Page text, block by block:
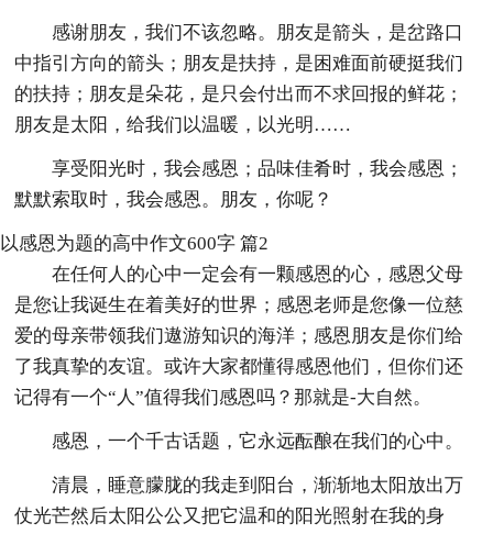
感谢朋友，我们不该忽略。朋友是箭头，是岔路口
中指引方向的箭头；朋友是扶持，是困难面前硬挺我们
的扶持；朋友是朵花，是只会付出而不求回报的鲜花；
朋友是太阳，给我们以温暖，以光明……
享受阳光时，我会感恩；品味佳肴时，我会感恩；
默默索取时，我会感恩。朋友，你呢？
以感恩为题的高中作文600字 篇2
在任何人的心中一定会有一颗感恩的心，感恩父母
是您让我诞生在着美好的世界；感恩老师是您像一位慈
爱的母亲带领我们遨游知识的海洋；感恩朋友是你们给
了我真挚的友谊。或许大家都懂得感恩他们，但你们还
记得有一个“人”值得我们感恩吗？那就是-大自然。
感恩，一个千古话题，它永远酝酿在我们的心中。
清晨，睡意朦胧的我走到阳台，渐渐地太阳放出万
仗光芒然后太阳公公又把它温和的阳光照射在我的身